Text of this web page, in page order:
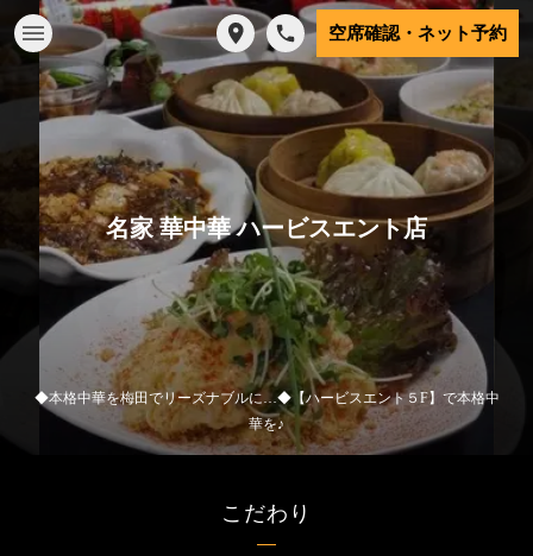
空席確認・ネット予約
名家 華中華 ハービスエント店
◆本格中華を梅田でリーズナブルに…◆【ハービスエント５F】で本格中
華を♪
こだわり